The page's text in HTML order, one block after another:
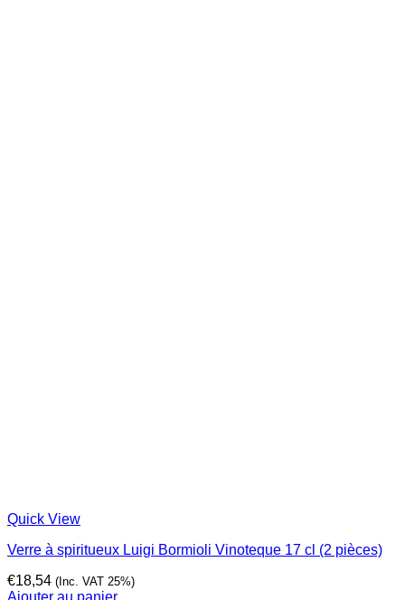
Quick View
Verre à spiritueux Luigi Bormioli Vinoteque 17 cl (2 pièces)
€18,54 (Inc. VAT 25%)
Ajouter au panier